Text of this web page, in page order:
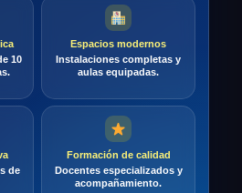
acompañamiento.
ESPECIAL
tu cupo con este beneficio.
por tiempo limitado
MI 50% DE DESCUENTO
con un asesor por WhatsApp